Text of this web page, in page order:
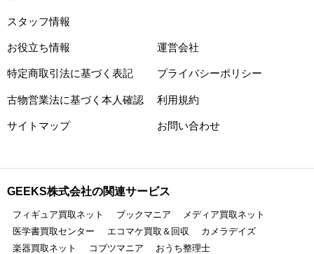
スタッフ情報
お役立ち情報 運営会社
特定商取引法に基づく表記 プライバシーポリシー
古物営業法に基づく本人確認 利用規約
サイトマップ お問い合わせ
GEEKS株式会社の関連サービス
フィギュア買取ネット ブックマニア
メディア買取ネット
医学書買取センター
エコマケ買取＆回収
カメラデイズ
楽器買取ネット
コブツマニア おうち整理士